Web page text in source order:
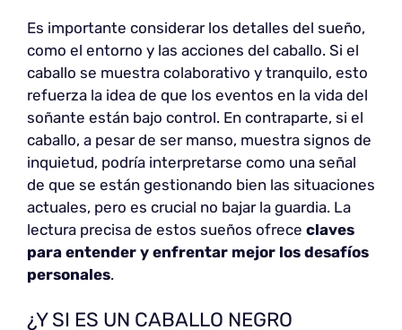
Es importante considerar los detalles del sueño,
como el entorno y las acciones del caballo. Si el
caballo se muestra colaborativo y tranquilo, esto
refuerza la idea de que los eventos en la vida del
soñante están bajo control. En contraparte, si el
caballo, a pesar de ser manso, muestra signos de
inquietud, podría interpretarse como una señal
de que se están gestionando bien las situaciones
actuales, pero es crucial no bajar la guardia. La
lectura precisa de estos sueños ofrece claves
para entender y enfrentar mejor los desafíos
personales.
¿Y SI ES UN CABALLO NEGRO